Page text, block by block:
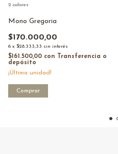
Mono Gregoria
$170.000,00
6 x $28.333,33 sin interés
$161.500,00 con
Transferencia o
depósito
¡Última unidad!
2 colores
Comprar